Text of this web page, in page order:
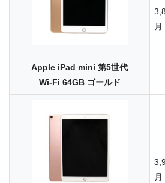
Apple iPad mini 第5世代
Wi-Fi 64GB ゴールド
月
月